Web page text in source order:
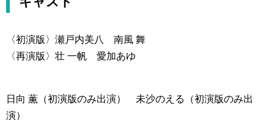
〈初演版〉瀬戸内美八 南風 舞
〈再演版〉壮 一帆 愛加あゆ
日向 薫（初演版のみ出演） 未沙のえる（初演版のみ出
演）